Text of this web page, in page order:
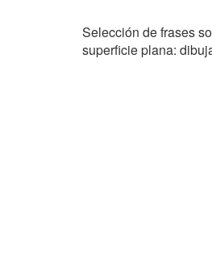
Selección de frases
superficie plana: